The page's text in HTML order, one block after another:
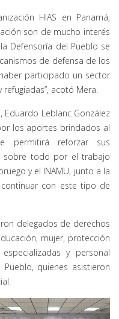
HIAS en Panamá,
son de mucho interés
Defensoría del Pueblo se
de defensa de los
participado un sector
acotó Mera.
Eduardo Leblanc González
los aportes brindados al
permitirá reforzar sus
sobre todo por el trabajo
y el INAMU, junto a la
con este tipo de
delegados de derechos
mujer, protección
y personal
quienes asistieron